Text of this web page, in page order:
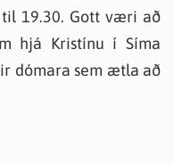
19.30. Gott væri að
hjá Kristínu í Síma
dómara sem ætla að